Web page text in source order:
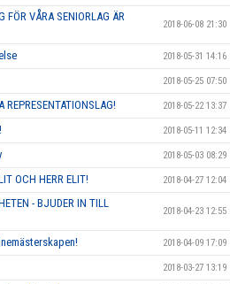
FÖR VÅRA SENIORLAG ÄR
2018-06-08 21:30
2018-05-31 14:16
2018-05-25 07:50
REPRESENTATIONSLAG! 2018-05-22 13:37
2018-05-11 12:34
2018-05-03 08:29
OCH HERR ELIT! 2018-04-27 12:04
- BJUDER IN TILL
2018-04-23 12:55
2018-04-09 17:09
2018-03-27 13:19